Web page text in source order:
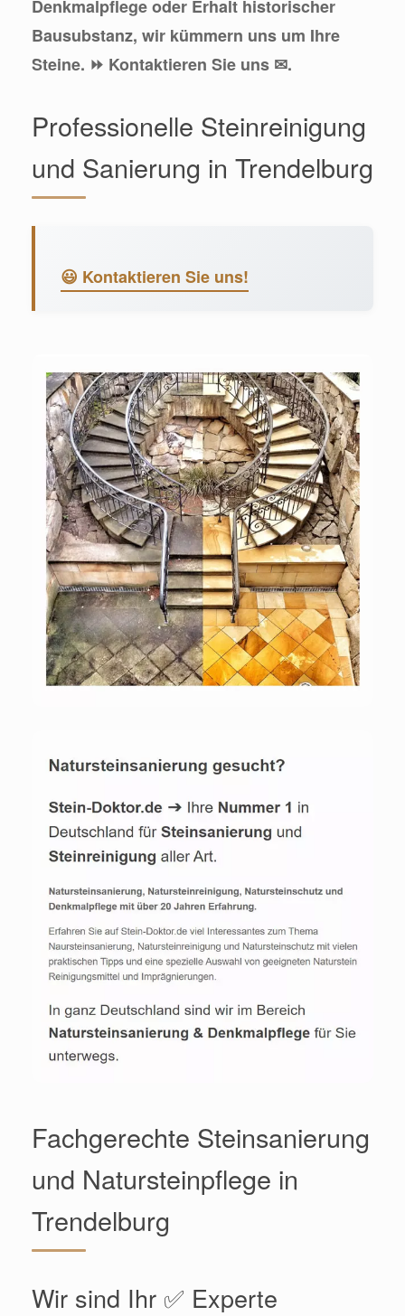
Denkmalpflege oder Erhalt historischer
Bausubstanz, wir kümmern uns um Ihre
Steine. ⏩ Kontaktieren Sie uns ✉.
Professionelle Steinreinigung
und Sanierung in Trendelburg
😃 Kontaktieren Sie uns!
Fachgerechte Steinsanierung
und Natursteinpflege in
Trendelburg
Wir sind Ihr ✅ Experte